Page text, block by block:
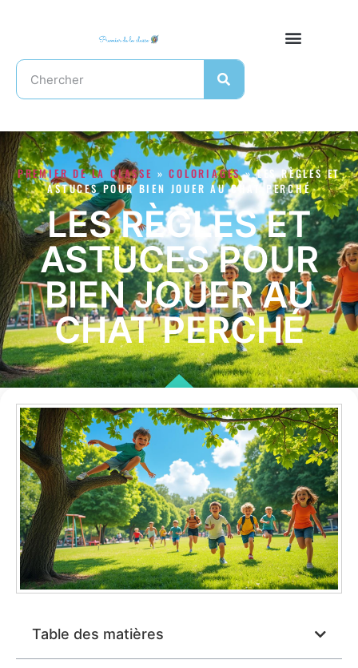
PREMIER DE LA CLASSE »COLORIAGES»LES RÈGLES ET
ASTUCES POUR BIEN JOUER AU CHAT PERCHÉ
LES RÈGLES ET
ASTUCES POUR
BIEN JOUER AU
CHAT PERCHÉ
Table des matières